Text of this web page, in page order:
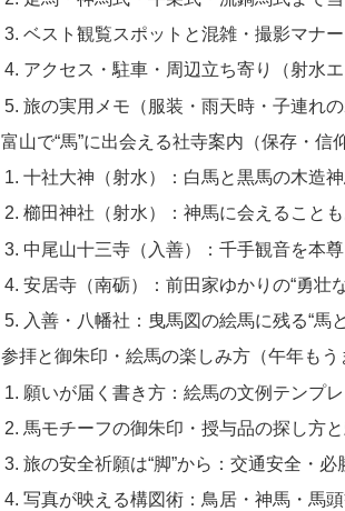
ベスト観覧スポットと混雑・撮影マナー
アクセス・駐車・周辺立ち寄り（射水エ
旅の実用メモ（服装・雨天時・子連れの
富山で“馬”に出会える社寺案内（保存・信
十社大神（射水）：白馬と黒馬の木造
櫛田神社（射水）：神馬に会えること
中尾山十三寺（入善）：千手観音を本
安居寺（南砺）：前田家ゆかりの“勇壮
入善・八幡社：曳馬図の絵馬に残る“馬
参拝と御朱印・絵馬の楽しみ方（午年もう
願いが届く書き方：絵馬の文例テンプ
馬モチーフの御朱印・授与品の探し方
旅の安全祈願は“脚”から：交通安全・必
写真が映える構図術：鳥居・神馬・馬